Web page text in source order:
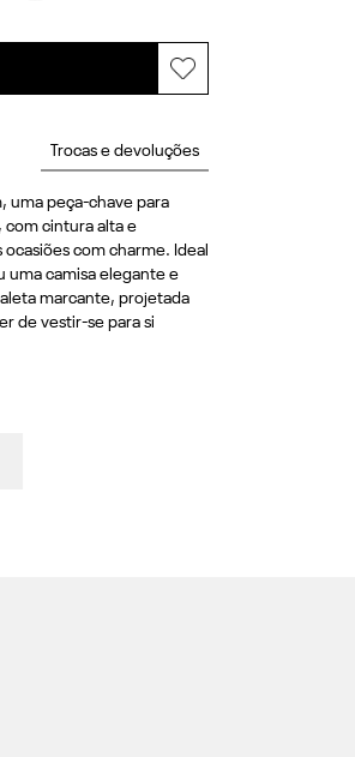
Trocas e devoluções
uma peça-chave para
com cintura alta e
com charme. Ideal
uma camisa elegante e
marcante, projetada
de vestir-se para si